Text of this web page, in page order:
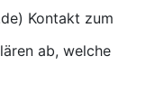
) Kontakt zum
ab, welche